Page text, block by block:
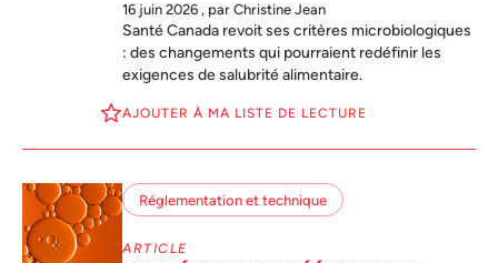
16 juin 2026 , par Christine Jean
Santé Canada revoit ses critères microbiologiques
: des changements qui pourraient redéfinir les
exigences de salubrité alimentaire.
AJOUTER À MA LISTE DE LECTURE
Réglementation et technique
ARTICLE